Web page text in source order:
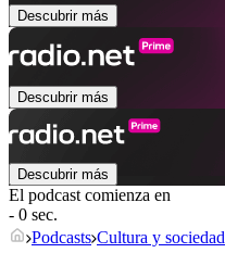
Descubrir más
Descubrir más
Descubrir más
El podcast comienza en
- 0 sec.
Podcasts Cultura y sociedad